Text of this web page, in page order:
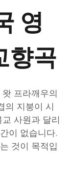
영
향곡
프라깨우의
의 지붕이 시
사원과 달리
이 없습니다.
것이 목적입